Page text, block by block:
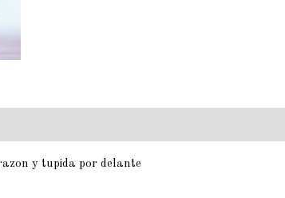
y tupida por delante